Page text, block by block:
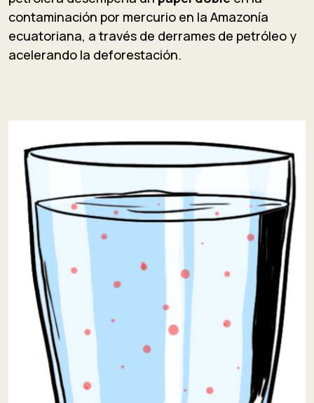
contaminación por mercurio en la Amazonía
ecuatoriana, a través de derrames de petróleo y
acelerando la deforestación.